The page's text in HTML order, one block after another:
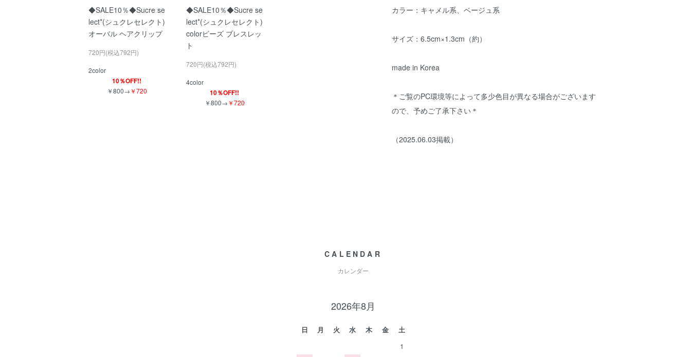
カラー：キャメル系、ベージュ系
サイズ：6.5cm×1.3cm（約）
made in Korea
＊ご覧のPC環境等によって多少色目が異なる場合がございます
ので、予めご了承下さい＊
（2025.06.03掲載）
◆SALE10％◆Sucre se
lect*(シュクレセレクト)
オーバル ヘアクリップ
720円(税込792円)
2color
10％OFF!!
￥800→ ￥720
◆SALE10％◆Sucre se
lect*(シュクレセレクト)
colorビーズ ブレスレッ
ト
720円(税込792円)
4color
10％OFF!!
￥800→ ￥720
CALENDAR
カレンダー
2026年8月
日 月 火 水 木 金
土
1